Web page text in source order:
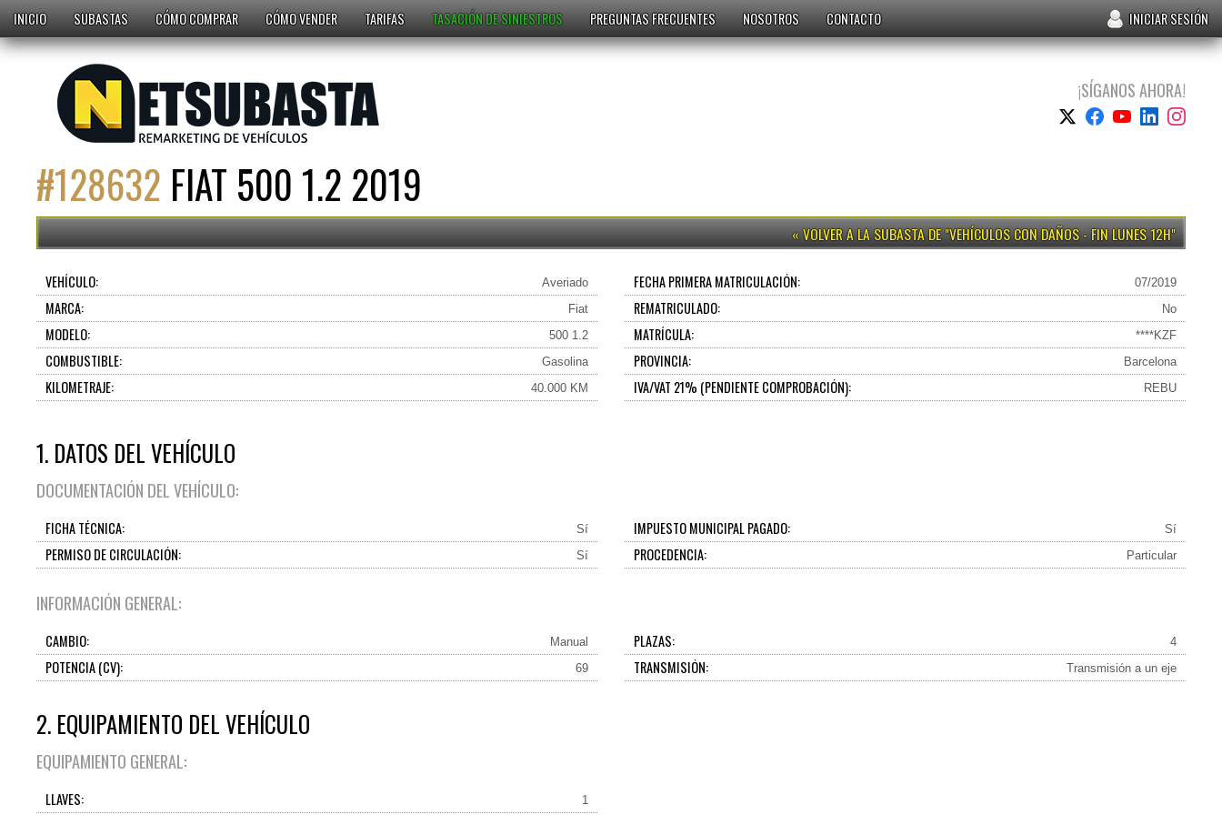
INICIO SUBASTAS CÓMO COMPRAR CÓMO VENDER TARIFAS TASACIÓN DE SINIESTROS PREGUNTAS FRECUENTES NOSOTROS CONTACTO INICIAR SESIÓN
¡SÍGANOS AHORA!
#128632 FIAT 500 1.2 2019
VEHÍCULOS CON DAÑOS - FIN LUNES 12H
VEHÍCULO: Averiado
MARCA: Fiat
MODELO: 500 1.2
COMBUSTIBLE: Gasolina
KILOMETRAJE: 40.000 KM
FECHA PRIMERA MATRICULACIÓN: 07/2019
REMATRICULADO: No
MATRÍCULA: ****KZF
PROVINCIA: Barcelona
IVA/VAT 21% (PENDIENTE COMPROBACIÓN): REBU
1. DATOS DEL VEHÍCULO
DOCUMENTACIÓN DEL VEHÍCULO:
FICHA TÉCNICA: Sí
PERMISO DE CIRCULACIÓN: Sí
IMPUESTO MUNICIPAL PAGADO: Sí
PROCEDENCIA: Particular
INFORMACIÓN GENERAL:
CAMBIO: Manual
POTENCIA (CV): 69
PLAZAS: 4
TRANSMISIÓN: Transmisión a un eje
2. EQUIPAMIENTO DEL VEHÍCULO
EQUIPAMIENTO GENERAL:
LLAVES: 1